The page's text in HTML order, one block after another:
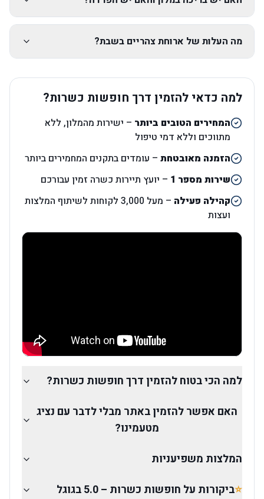
מה העלות של ארוחת צהריים בשבת?
למה כדאי להזמין דרך חופשות כשרות?
המחירים הטובים ביותר – ישירות מהמלון, ללא
מתווכים וללא דמי טיפול
הזמנה מאובטחת – עומדים בתקנים המחמירים ביותר
שירות מספר 1
– יועץ תיירות כשרה זמין עבורכם
קהילה פעילה
– מעל 3,000 לקוחות לשיתוף המלצות
ועצות
למה הכי בטוח להזמין דרך חופשות כשרות?
האם אפשר להזמין באתר מבלי לדבר עם נציג
מטעמינו?
המלצות משפיעניות
⭐ביקורות על חופשות כשרות – 5.0 בגוגל